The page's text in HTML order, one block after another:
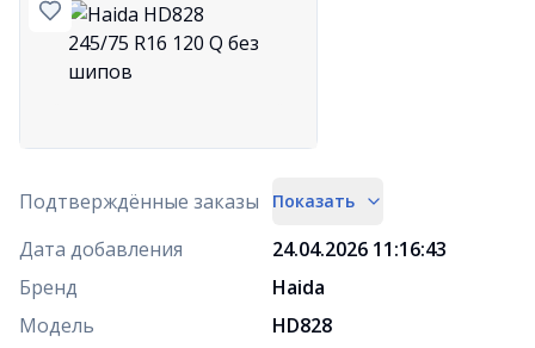
Подтверждённые заказы Показать
Дата добавления
24.04.2026 11:16:43
Бренд
Haida
Модель
HD828